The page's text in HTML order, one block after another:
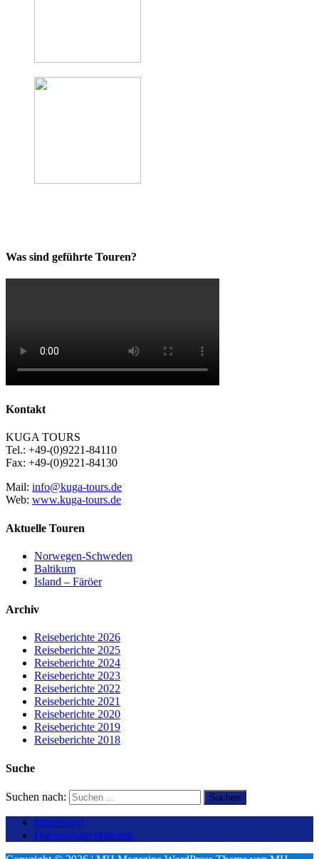
Was sind geführte Touren?
Kontakt
KUGA TOURS
Tel.: +49-(0)9221-84110
Fax: +49-(0)9221-84130
Mail: info@kuga-tours.de
Web: www.kuga-tours.de
Aktuelle Touren
Norwegen-Schweden
Baltikum
Island – Färöer
Archiv
Reiseberichte 2026
Reiseberichte 2025
Reiseberichte 2024
Reiseberichte 2023
Reiseberichte 2022
Reiseberichte 2021
Reiseberichte 2020
Reiseberichte 2019
Reiseberichte 2018
Suche
Suchen nach:
Impressum
Datenschutzerklärung